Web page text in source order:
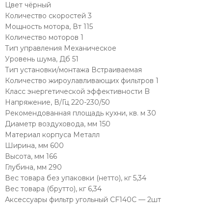
Цвет чёрный
Количество скоростей 3
Мощность мотора, Вт 115
Количество моторов 1
Тип управления Механическое
Уровень шума, Дб 51
Тип установки/монтажа Встраиваемая
Количество жироулавливающих фильтров 1
Класс энергетической эффективности B
Напряжение, В/Гц 220-230/50
Рекомендованная площадь кухни, кв. м 30
Диаметр воздуховода, мм 150
Материал корпуса Металл
Ширина, мм 600
Высота, мм 166
Глубина, мм 290
Вес товара без упаковки (нетто), кг 5,34
Вес товара (брутто), кг 6,34
Аксессуары фильтр угольный CF140C — 2шт